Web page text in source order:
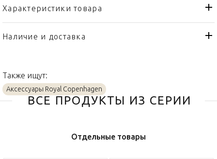
Характеристики товара
Бренд
Royal Copenhagen
Страна производителя
Наличие и доставка
Также ищут:
Аксессуары Royal Copenhagen
ВСЕ ПРОДУКТЫ ИЗ СЕРИИ
Отдельные товары